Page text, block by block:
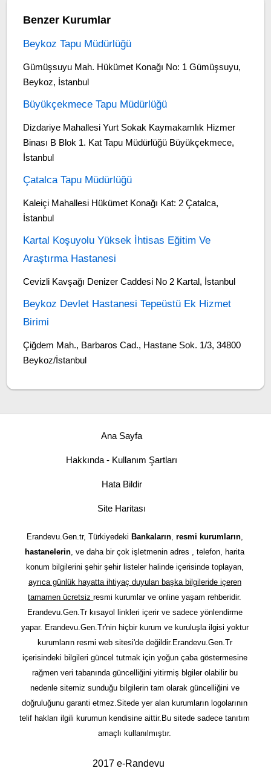
Benzer Kurumlar
Beykoz Tapu Müdürlüğü
Gümüşsuyu Mah. Hükümet Konağı No: 1 Gümüşsuyu,
Beykoz, İstanbul
Büyükçekmece Tapu Müdürlüğü
Dizdariye Mahallesi Yurt Sokak Kaymakamlık Hizmer
Binası B Blok 1. Kat Tapu Müdürlüğü Büyükçekmece,
İstanbul
Çatalca Tapu Müdürlüğü
Kaleiçi Mahallesi Hükümet Konağı Kat: 2 Çatalca,
İstanbul
Kartal Koşuyolu Yüksek İhtisas Eğitim Ve
Araştırma Hastanesi
Cevizli Kavşağı Denizer Caddesi No 2 Kartal, İstanbul
Beykoz Devlet Hastanesi Tepeüstü Ek Hizmet
Birimi
Çiğdem Mah., Barbaros Cad., Hastane Sok. 1/3, 34800
Beykoz/İstanbul
Ana Sayfa
Hakkında - Kullanım Şartları
Hata Bildir
Site Haritası
Erandevu.Gen.tr, Türkiyedeki Bankaların, resmi kurumların,
hastanelerin, ve daha bir çok işletmenin adres , telefon, harita
konum bilgilerini şehir şehir listeler halinde içerisinde toplayan,
ayrıca günlük hayatta ihtiyaç duyulan başka bilgileride içeren
tamamen ücretsizresmi kurumlar ve online yaşam rehberidir.
Erandevu.Gen.Tr kısayol linkleri içerir ve sadece yönlendirme
yapar. Erandevu.Gen.Tr'nin hiçbir kurum ve kuruluşla ilgisi yoktur
kurumların resmi web sitesi'de değildir.Erandevu.Gen.Tr
içerisindeki bilgileri güncel tutmak için yoğun çaba göstermesine
rağmen veri tabanında güncelliğini yitirmiş blgiler olabilir bu
nedenle sitemiz sunduğu bilgilerin tam olarak güncelliğini ve
doğruluğunu garanti etmez.Sitede yer alan kurumların logolarının
telif hakları ilgili kurumun kendisine aittir.Bu sitede sadece tanıtım
amaçlı kullanılmıştır.
2017 e-Randevu